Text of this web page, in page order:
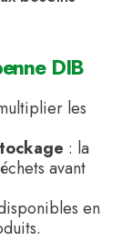
DIB
les
: la
avant
en